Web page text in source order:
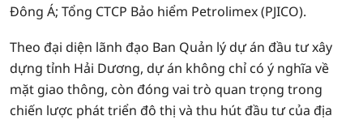
Đông Á; Tổng CTCP Bảo hiểm Petrolimex (PJICO).
Theo đại diện lãnh đạo Ban Quản lý dự án đầu tư xây
dựng tỉnh Hải Dương, dự án không chỉ có ý nghĩa về
mặt giao thông, còn đóng vai trò quan trọng trong
chiến lược phát triển đô thị và thu hút đầu tư của địa